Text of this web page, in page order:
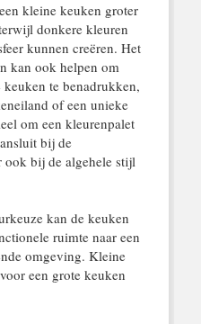
kleine keuken groter
donkere kleuren
kunnen creëren. Het
kan ook helpen om
te benadrukken,
of een unieke
om een kleurenpalet
bij de
ook bij de algehele stijl
kan de keuken
ruimte naar een
omgeving. Kleine
een grote keuken